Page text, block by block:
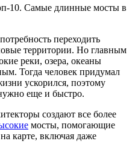
10. Самые длинные мосты в
переходить
территории. Но главным
реки, озера, океаны
Тогда человек придумал
ускорился, поэтому
еще и быстро.
создают все более
мосты, помогающие
карте, включая даже